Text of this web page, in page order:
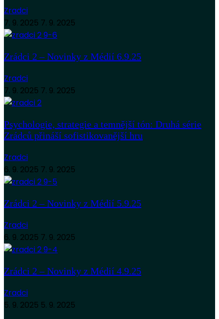
Zradci
7. 9. 2025 7. 9. 2025
Zrádci 2 – Novinky z Médií 6.9.25
Zradci
7. 9. 2025 7. 9. 2025
Psychologie, strategie a temnější tón: Druhá série
Zrádců přináší sofistikovanější hru
Zradci
6. 9. 2025 7. 9. 2025
Zrádci 2 – Novinky z Médií 5.9.25
Zradci
6. 9. 2025 7. 9. 2025
Zrádci 2 – Novinky z Médií 4.9.25
Zradci
5. 9. 2025 5. 9. 2025